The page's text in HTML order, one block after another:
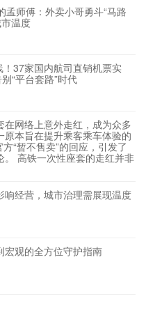
孟师傅：外卖小哥勇斗“马路
温度
37家国内航司直销机票实
“平台套路”时代
在网络上意外走红，成为众多
原本旨在提升乘客乘车体验的
“暂不售卖”的回应，引发了
。 高铁一次性座套的走红并非
响经营，城市治理需展现温度
宏观的全方位守护指南